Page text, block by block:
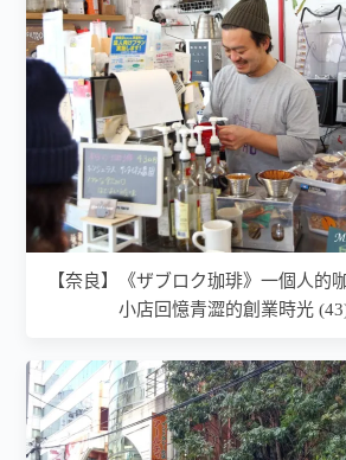
【奈良】《ザブロク珈琲》一個人的
小店回憶青澀的創業時光